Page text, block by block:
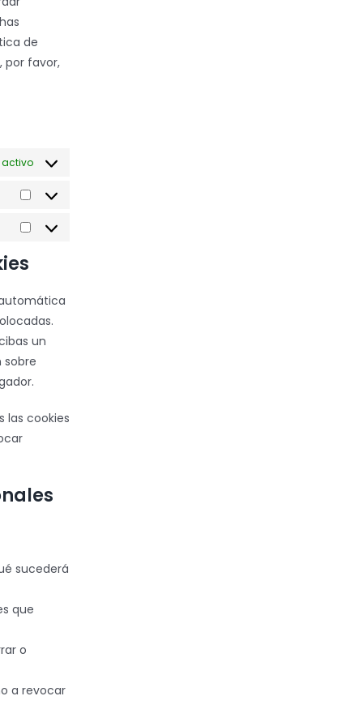
de
por favor,
activo
Estadísticas
Marketing
un
sobre
las cookies
sucederá
que
o
a revocar